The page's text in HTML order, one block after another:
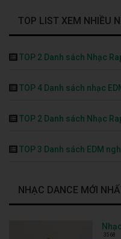
TOP LIST XEM NHIỀU
TOP 2 Danh sách Nhạc
TOP 4 Danh sách nhạc
TOP 2 Danh sách Nhạc
TOP 3 Danh sách EDM
NHẠC DANCE MỚI
3568